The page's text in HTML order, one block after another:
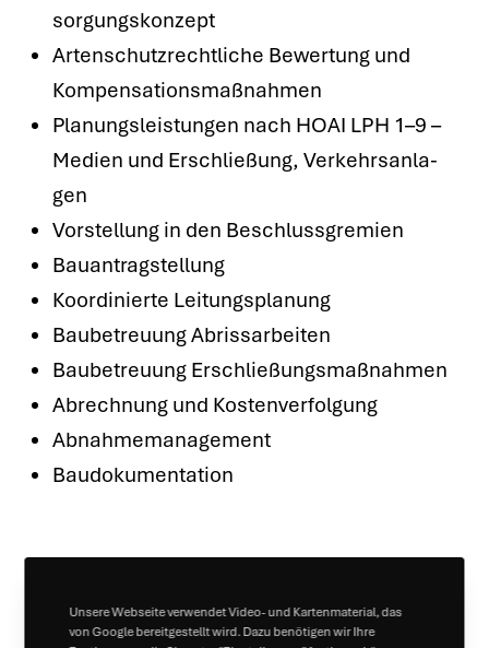
sor­gungs­kon­zept
Arten­schutz­recht­li­che Bewer­tung und
Kom­pen­sa­ti­ons­maß­nah­men
Pla­nungs­leis­tun­gen nach HOAI LPH 1–9 –
Medi­en und Erschlie­ßung, Ver­kehrs­an­la­
gen
Vor­stel­lung in den Beschluss­gre­mi­en
Bau­an­trag­stel­lung
Koor­di­nier­te Lei­tungs­pla­nung
Bau­be­treu­ung Abriss­ar­bei­ten
Bau­be­treu­ung Erschlie­ßungs­maß­nah­men
Abrech­nung und Kos­ten­ver­fol­gung
Abnah­me­ma­nage­ment
Bau­do­ku­men­ta­ti­on
Leis­tun­gen
Infra­struk­tur­pla­
nung, Abriss­pla­
Unsere Webseite verwendet Video- und Kartenmaterial, das
von Google bereitgestellt wird. Dazu benötigen wir Ihre